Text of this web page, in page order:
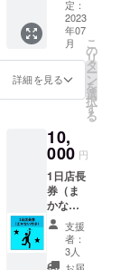
さい ＊
交際費
は各自
負担に
なりま
す。 ＊
交通費
を頂く
場合が
ござい
ます。
考欄に
看板に
記載し
たいお
名前を
記入し
券は800
円以
下、ド
リンク
チケッ
トは
シャン
パン以
外にお
使いで
掲示す
る支援
者全員
のお名
前を記
載した
看板に
【中】
でお名
前を記
載させ
ていた
だきま
す ＊備
考欄に
看板に
記載し
たいお
定：
2023
年07
月
詳細を見る
こ
の
リ
タ
ー
ン
を
選
択
す
る
10,
000 円
1日店長
券（ま
かない
付き）
1日店長
として
私たち
支援
者：
3人